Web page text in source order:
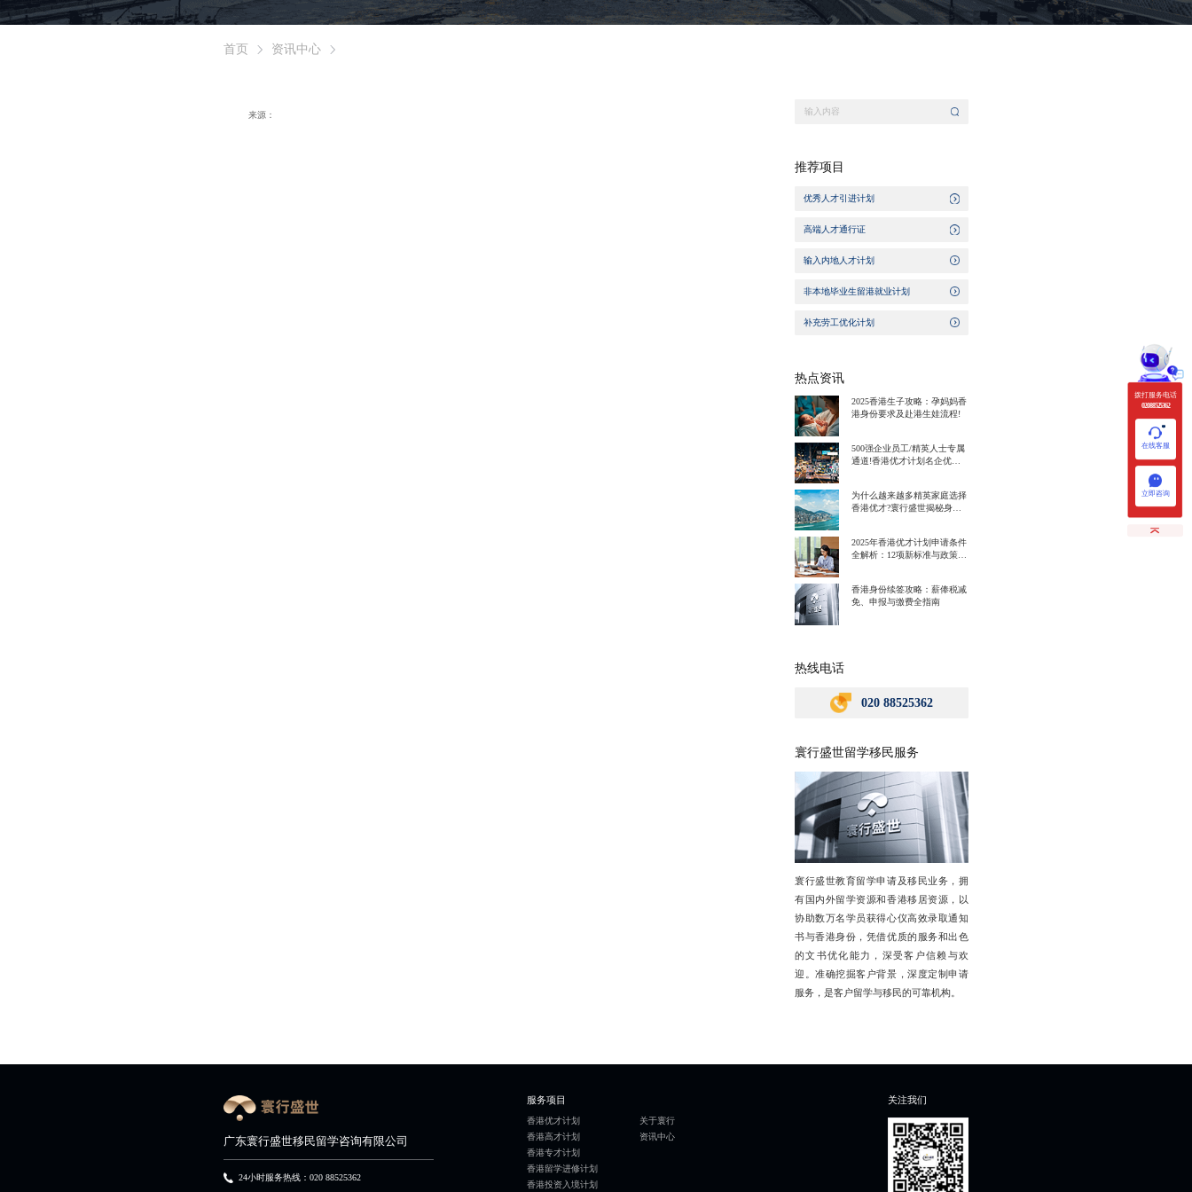
首页 资讯中心
来源：
推荐项目
优秀人才引进计划
高端人才通行证
输入内地人才计划
非本地毕业生留港就业计划
补充劳工优化计划
热点资讯
2025香港生子攻略：孕妈妈香
港身份要求及赴港生娃流程!
500强企业员工/精英人士专属
通道!香港优才计划名企优势
为什么越来越多精英家庭选择
香港优才?寰行盛世揭秘身份
2025年香港优才计划申请条件
全解析：12项新标准与政策解
香港身份续签攻略：薪俸税减
免、申报与缴费全指南
热线电话
020 88525362
寰行盛世留学移民服务
寰行盛世教育留学申请及移民业务，拥
有国内外留学资源和香港移居资源，以
协助数万名学员获得心仪高效录取通知
书与香港身份，凭借优质的服务和出色
的文书优化能力，深受客户信赖与欢
迎。准确挖掘客户背景，深度定制申请
服务，是客户留学与移民的可靠机构。
广东寰行盛世移民留学咨询有限公司
24小时服务热线：020 88525362
服务项目
香港优才计划
香港高才计划
香港专才计划
香港留学进修计划
香港投资入境计划
关于寰行
资讯中心
关注我们
拨打服务电话
020 88525362
在线客服
立即咨询